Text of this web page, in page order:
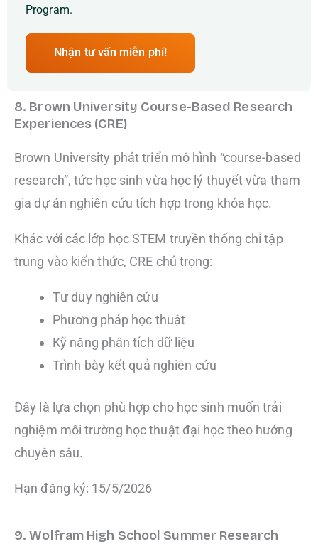
Program.
Nhận tư vấn miễn phí!
8. Brown University Course-Based Research
Experiences (CRE)
Brown University phát triển mô hình “course-based
research”, tức học sinh vừa học lý thuyết vừa tham
gia dự án nghiên cứu tích hợp trong khóa học.
Khác với các lớp học STEM truyền thống chỉ tập
trung vào kiến thức, CRE chú trọng:
Tư duy nghiên cứu
Phương pháp học thuật
Kỹ năng phân tích dữ liệu
Trình bày kết quả nghiên cứu
Đây là lựa chọn phù hợp cho học sinh muốn trải
nghiệm môi trường học thuật đại học theo hướng
chuyên sâu.
Hạn đăng ký: 15/5/2026
9. Wolfram High School Summer Research